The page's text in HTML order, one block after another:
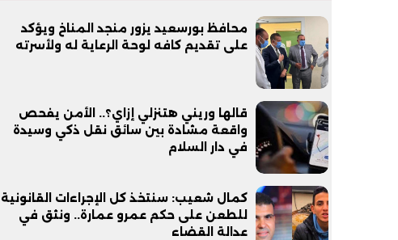
محافظ بورسعيد يزور منجد المناخ ويؤكد
على تقديم كافه لوحة الرعاية له ولأسرته
قالها وريني هتنزلي إزاي؟.. الأمن يفحص
واقعة مشادة بين سائق نقل ذكي وسيدة
في دار السلام
كمال شعيب: سنتخذ كل الإجراءات القانونية
للطعن على حكم عمرو عمارة.. ونثق في
عدالة القضاء
الأربعة بقرية السعدية في الفيوم
فيديو
مليون جنيه